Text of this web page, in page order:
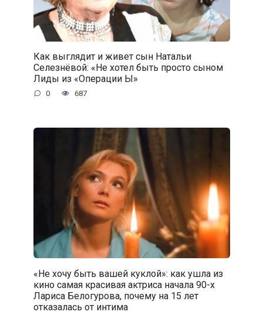
Как выглядит и живет сын Натальи
Селезнёвой: «Не хотел быть просто сыном
Лиды из «Операции Ы»
0 687
«Не хочу быть вашей куклой»: как ушла из
кино самая красивая актриса начала 90-х
Лариса Белогурова, почему на 15 лет
отказалась от интима